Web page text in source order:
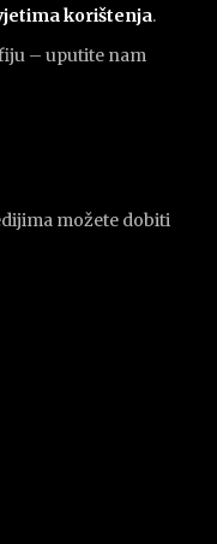
korištenja.
– uputite nam
možete dobiti